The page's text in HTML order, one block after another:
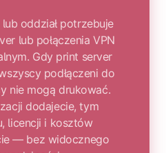
oddział potrzebuje
lub połączenia VPN
Gdy print server
podłączeni do
nie mogą drukować.
dodajecie, tym
licencji i kosztów
— bez widocznego